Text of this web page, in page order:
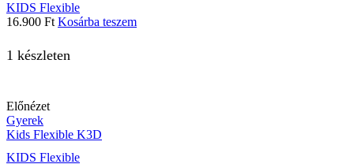
KIDS Flexible
16.900 Ft Kosárba teszem
1 készleten
Előnézet
Gyerek
Kids Flexible K3D
KIDS Flexible